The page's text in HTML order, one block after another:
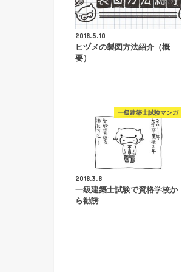
2018.5.10
ヒヅメの製図方法紹介（概
要）
一級建築士試験マンガ
2018.3.8
一級建築士試験で資格学校か
ら勧誘